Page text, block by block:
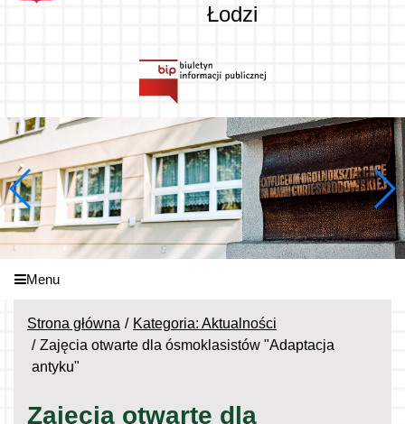
Łodzi
Menu
Strona główna
Kategoria: Aktualności
Zajęcia otwarte dla ósmoklasistów "Adaptacja
antyku"
Zajęcia otwarte dla